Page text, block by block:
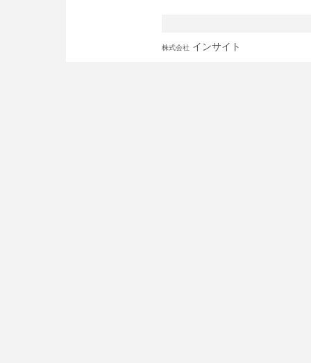
株式会社 インサイト